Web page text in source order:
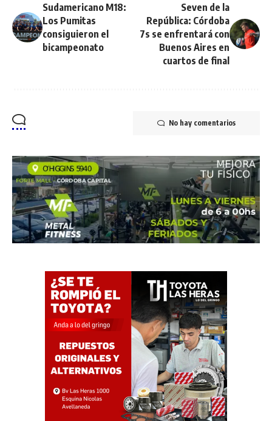
Sudamericano M18:
Los Pumitas
consiguieron el
bicampeonato
Seven de la
República: Córdoba
7s se enfrentará con
Buenos Aires en
cuartos de final
No hay comentarios